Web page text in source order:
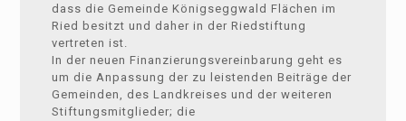
dass die Gemeinde Königseggwald Flächen im
Ried besitzt und daher in der Riedstiftung
vertreten ist.
In der neuen Finanzierungsvereinbarung geht es
um die Anpassung der zu leistenden Beiträge der
Gemeinden, des Landkreises und der weiteren
Stiftungsmitglieder; die